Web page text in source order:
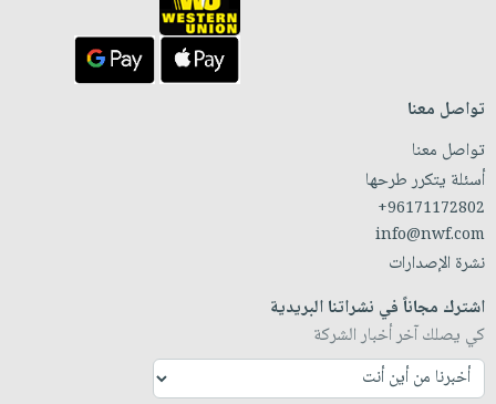
تواصل معنا
تواصل معنا
أسئلة يتكرر طرحها
+96171172802
info@nwf.com
نشرة الإصدارات
اشترك مجاناً في نشراتنا البريدية
كي يصلك آخر أخبار الشركة